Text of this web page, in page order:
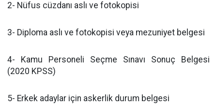
2- Nüfus cüzdanı aslı ve fotokopisi
3- Diploma aslı ve fotokopisi veya mezuniyet belgesi
4- Kamu Personeli Seçme Sınavı Sonuç Belgesi
(2020 KPSS)
5- Erkek adaylar için askerlik durum belgesi